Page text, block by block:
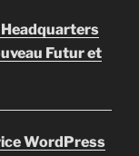
Headquarters
Futur et
WordPress